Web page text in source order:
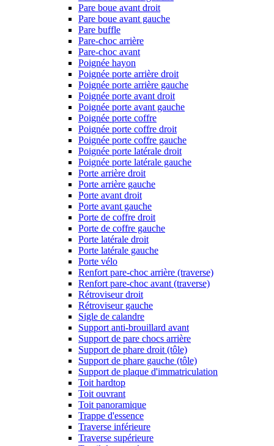
Pare boue avant droit
Pare boue avant gauche
Pare buffle
Pare-choc arrière
Pare-choc avant
Poignée hayon
Poignée porte arrière droit
Poignée porte arrière gauche
Poignée porte avant droit
Poignée porte avant gauche
Poignée porte coffre
Poignée porte coffre droit
Poignée porte coffre gauche
Poignée porte latérale droit
Poignée porte latérale gauche
Porte arrière droit
Porte arrière gauche
Porte avant droit
Porte avant gauche
Porte de coffre droit
Porte de coffre gauche
Porte latérale droit
Porte latérale gauche
Porte vélo
Renfort pare-choc arrière (traverse)
Renfort pare-choc avant (traverse)
Rétroviseur droit
Rétroviseur gauche
Sigle de calandre
Support anti-brouillard avant
Support de pare chocs arrière
Support de phare droit (tôle)
Support de phare gauche (tôle)
Support de plaque d'immatriculation
Toit hardtop
Toit ouvrant
Toit panoramique
Trappe d'essence
Traverse inférieure
Traverse supérieure